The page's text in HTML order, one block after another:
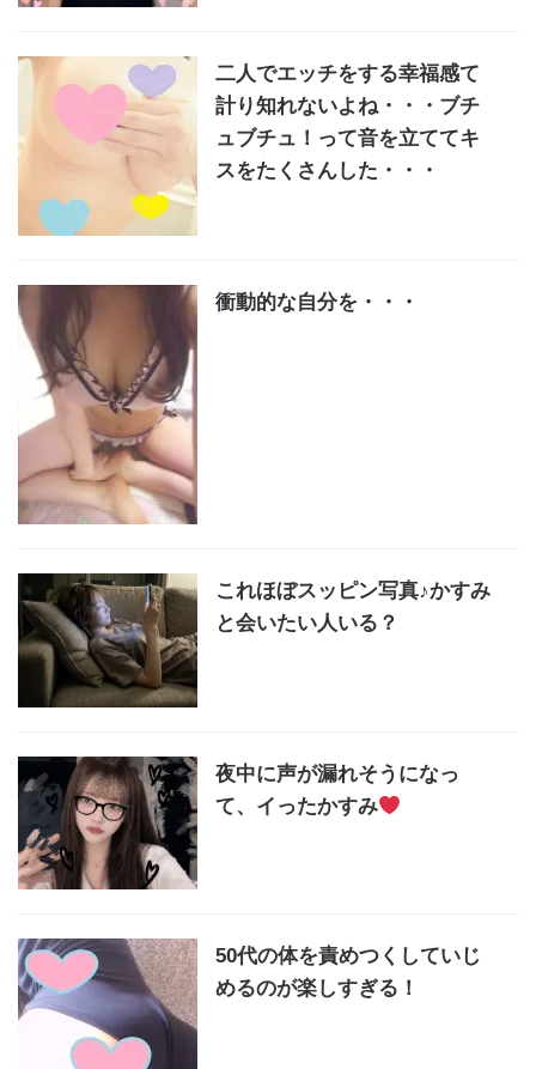
二人でエッチをする幸福感て
計り知れないよね・・・ブチ
ュブチュ！って音を立ててキ
スをたくさんした・・・
衝動的な自分を・・・
これほぼスッピン写真♪かすみ
と会いたい人いる？
夜中に声が漏れそうになっ
て、イったかすみ
50代の体を責めつくしていじ
めるのが楽しすぎる！